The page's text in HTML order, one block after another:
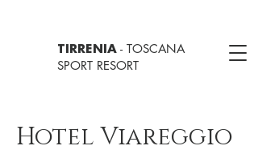
TIRRENIA - TOSCANA
SPORT RESORT
Hotel Viareggio